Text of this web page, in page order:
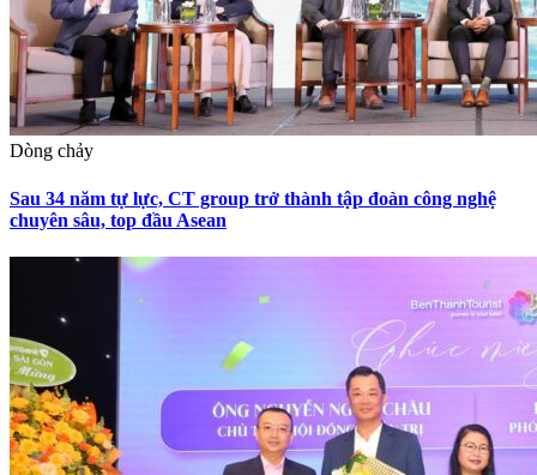
Dòng chảy
Sau 34 năm tự lực, CT group trở thành tập đoàn công nghệ
chuyên sâu, top đầu Asean